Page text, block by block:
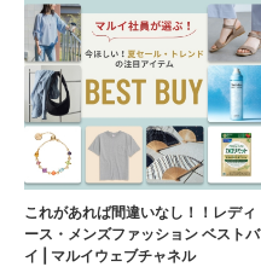
これがあれば間違いなし！！レディ
ース・メンズファッション ベストバ
イ | マルイウェブチャネル